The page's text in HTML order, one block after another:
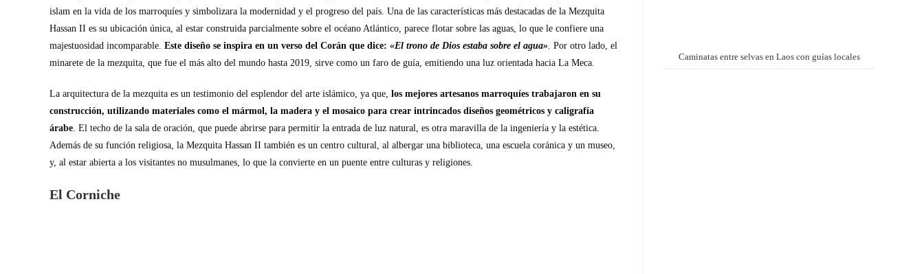
islam en la vida de los marroquíes y simbolizara la modernidad y el progreso del país. Una de las características más destacadas de la Mezquita
Hassan II es su ubicación única, al estar construida parcialmente sobre el océano Atlántico, parece flotar sobre las aguas, lo que le confiere una
majestuosidad incomparable. Este diseño se inspira en un verso del Corán que dice: «El trono de Dios estaba sobre el agua». Por otro lado, el
minarete de la mezquita, que fue el más alto del mundo hasta 2019, sirve como un faro de guía, emitiendo una luz orientada hacia La Meca.
La arquitectura de la mezquita es un testimonio del esplendor del arte islámico, ya que, los mejores artesanos marroquíes trabajaron en su
construcción, utilizando materiales como el mármol, la madera y el mosaico para crear intrincados diseños geométricos y caligrafía
árabe. El techo de la sala de oración, que puede abrirse para permitir la entrada de luz natural, es otra maravilla de la ingeniería y la estética.
Además de su función religiosa, la Mezquita Hassan II también es un centro cultural, al albergar una biblioteca, una escuela coránica y un museo,
y, al estar abierta a los visitantes no musulmanes, lo que la convierte en un puente entre culturas y religiones.
El Corniche
Caminatas entre selvas en Laos con guías locales